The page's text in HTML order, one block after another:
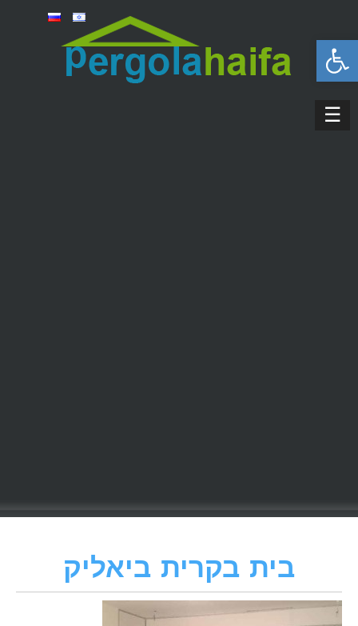
פתח סרגל נגישות
☰
בית בקרית ביאליק